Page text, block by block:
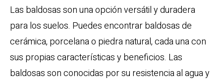
Las baldosas son una opción versátil y duradera
para los suelos. Puedes encontrar baldosas de
cerámica, porcelana o piedra natural, cada una con
sus propias características y beneficios. Las
baldosas son conocidas por su resistencia al agua y